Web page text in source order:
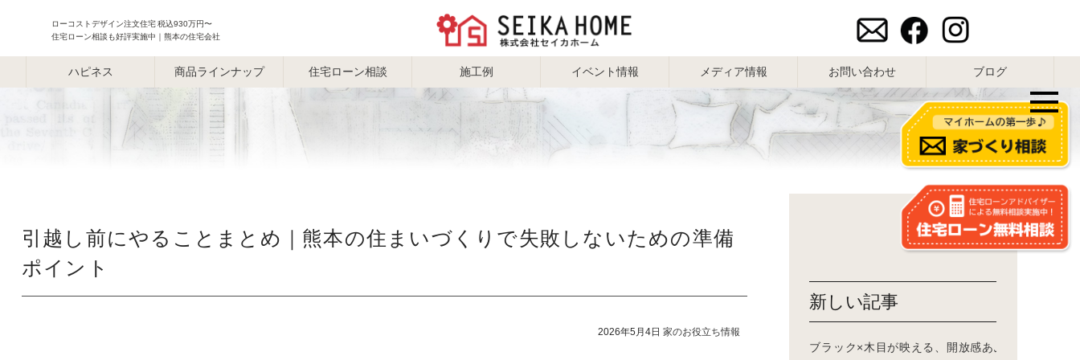
ローコストデザイン注文住宅 税込930万円〜
住宅ローン相談も好評実施中｜熊本の住宅会社
ハピネス 商品ラインナップ 住宅ローン相談 施工例 イベント情報 メディア情報 お問い合わせ ブログ
引越し前にやることまとめ｜熊本の住まいづくりで失敗しないための準備
ポイント
2026年5月4日家のお役立ち情報
新しい記事
ブラック×木目が映える、開放感あふれる吹き抜け